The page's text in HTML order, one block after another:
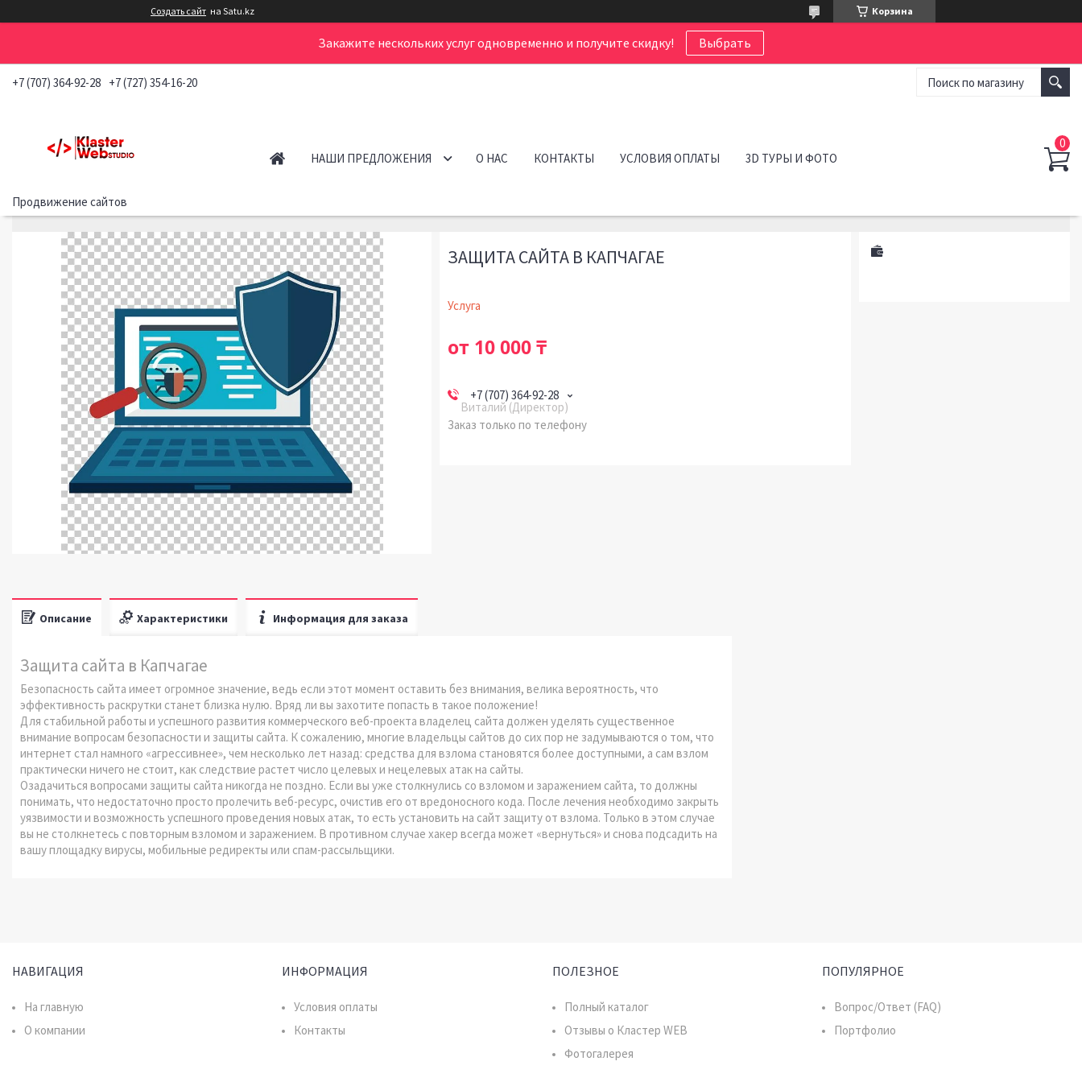
Создать сайт на Satu.kz Корзина
Закажите нескольких услуг одновременно и получите скидку! Выбрать
+7 (707) 364-92-28 +7 (727) 354-16-20
Продвижение сайтов
НАШИ ПРЕДЛОЖЕНИЯ О НАС КОНТАКТЫ УСЛОВИЯ ОПЛАТЫ 3D ТУРЫ И ФОТО
ЗАЩИТА САЙТА В КАПЧАГАЕ
Услуга
от 10 000 ₸
+7 (707) 364-92-28
Виталий (Директор)
Заказ только по телефону
Описание Характеристики Информация для заказа
Защита сайта в Капчагае
Безопасность сайта имеет огромное значение, ведь если этот момент оставить без внимания, велика вероятность, что
эффективность раскрутки станет близка нулю. Вряд ли вы захотите попасть в такое положение!
Для стабильной работы и успешного развития коммерческого веб-проекта владелец сайта должен уделять существенное
внимание вопросам безопасности и защиты сайта. К сожалению, многие владельцы сайтов до сих пор не задумываются о том, что
интернет стал намного «агрессивнее», чем несколько лет назад: средства для взлома становятся более доступными, а сам взлом
практически ничего не стоит, как следствие растет число целевых и нецелевых атак на сайты.
Озадачиться вопросами защиты сайта никогда не поздно. Если вы уже столкнулись со взломом и заражением сайта, то должны
понимать, что недостаточно просто пролечить веб-ресурс, очистив его от вредоносного кода. После лечения необходимо закрыть
уязвимости и возможность успешного проведения новых атак, то есть установить на сайт защиту от взлома. Только в этом случае
вы не столкнетесь с повторным взломом и заражением. В противном случае хакер всегда может «вернуться» и снова подсадить на
вашу площадку вирусы, мобильные редиректы или спам-рассыльщики.
НАВИГАЦИЯ
На главную
О компании
ИНФОРМАЦИЯ
Условия оплаты
Контакты
ПОЛЕЗНОЕ
Полный каталог
Отзывы о Кластер WEB
Фотогалерея
ПОПУЛЯРНОЕ
Вопрос/Ответ (FAQ)
Портфолио